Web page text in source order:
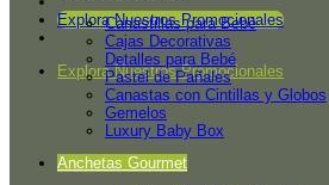
Explora Nuestros Promocionales
Explora Nuestros Promocionales
Canastillas para Bebé
Cajas Decorativas
Detalles para Bebé
Pastel de Pañales
Canastas con Cintillas y Globos
Gemelos
Luxury Baby Box
Anchetas Gourmet